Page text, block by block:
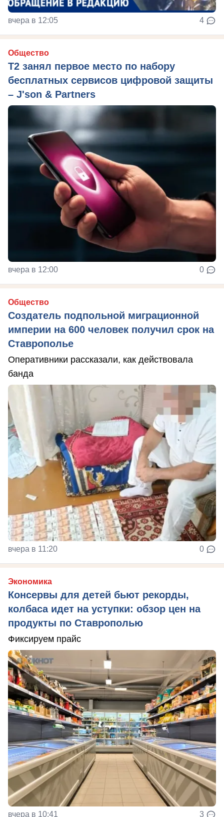
вчера в 12:05 4
Общество
Т2 занял первое место по набору
бесплатных сервисов цифровой защиты
– J'son & Partners
вчера в 12:00 0
Общество
Создатель подпольной миграционной
империи на 600 человек получил срок на
Ставрополье
Оперативники рассказали, как действовала
банда
вчера в 11:20 0
Экономика
Консервы для детей бьют рекорды,
колбаса идет на уступки: обзор цен на
продукты по Ставрополью
Фиксируем прайс
вчера в 10:41 3